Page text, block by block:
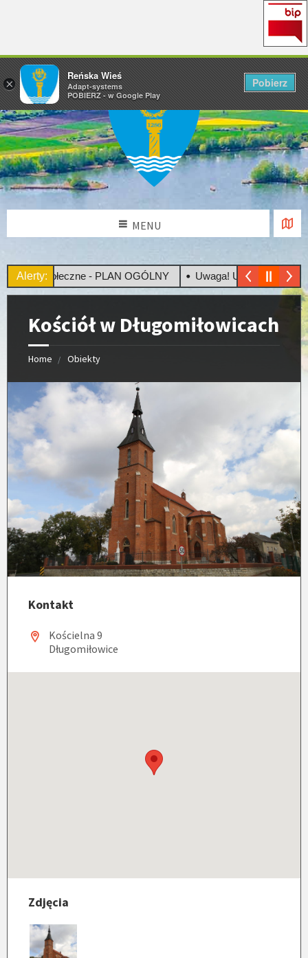
×
Reńska Wieś
Adapt-systems
POBIERZ - w Google Play
Pobierz
MENU
Alerty:
Społeczne - PLAN OGÓLNY Uwaga! Upały
Kościół w Długomiłowicach
Home Obiekty
Kontakt
Kościelna 9
Długomiłowice
Zdjęcia